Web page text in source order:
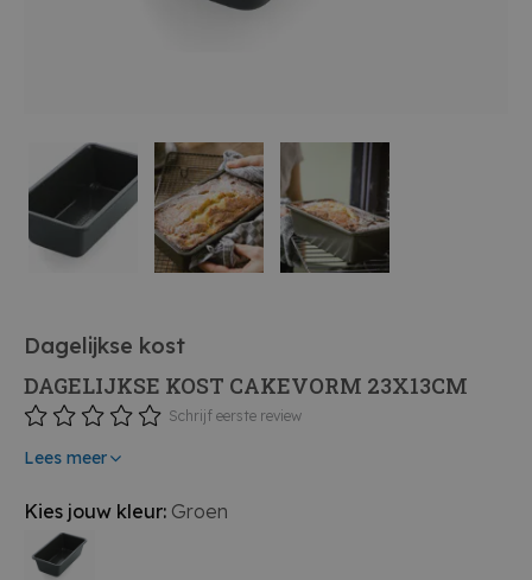
Dagelijkse kost
DAGELIJKSE KOST CAKEVORM 23X13CM
Schrijf eerste review
Lees meer
Kies jouw kleur: Groen